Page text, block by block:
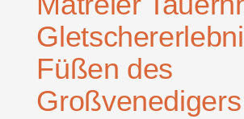
Füßen des
Großvenedigers